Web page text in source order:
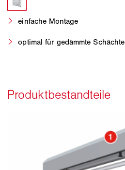
einfache Montage
optimal für gedämmte Schächte